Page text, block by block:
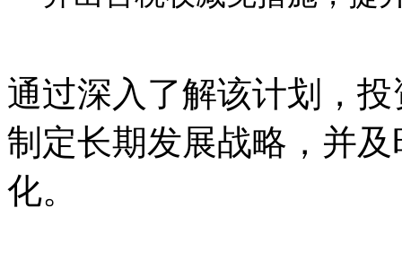
通过深入了解该计划，
制定长期发展战略，并
化。